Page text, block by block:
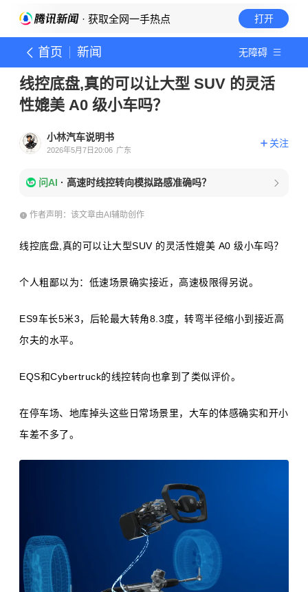
· 获取全网一手热点 打开
首页 新闻 无障碍
线控底盘,真的可以让大型 SUV 的灵活
性媲美 A0 级小车吗？
小林汽车说明书
2026年5月7日20:06 广东
关注
问AI · 高速时线控转向模拟路感准确吗？
作者声明：该文章由AI辅助创作
线控底盘,真的可以让大型SUV 的灵活性媲美 A0 级小车吗？
个人粗鄙以为：低速场景确实接近，高速极限得另说。
ES9车长5米3，后轮最大转角8.3度，转弯半径缩小到接近高
尔夫的水平。
EQS和Cybertruck的线控转向也拿到了类似评价。
在停车场、地库掉头这些日常场景里，大车的体感确实和开小
车差不多了。